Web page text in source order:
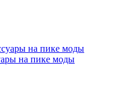
на пике моды